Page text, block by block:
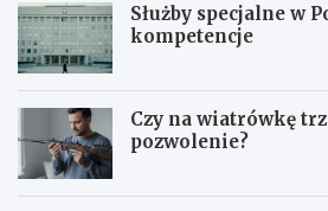
Służby specjalne w
kompetencje
Czy na wiatrówkę
pozwolenie?